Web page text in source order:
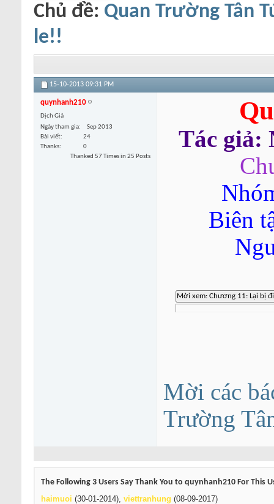
Chủ đề: Quan Trường Tân
le!!
15-10-2013 09:31 PM
quynhanh210
Dịch Giả
Ngày tham gia
Sep 2013
Bài viết
24
Thanks
0
Thanked 57 Times in 25 Posts
Tác giả:
Biên
Mời các
Trường
The Following 3 Users Say Thank You to quynhanh210 For This
haimuoi (30-01-2014), viettranhung (08-09-2017)